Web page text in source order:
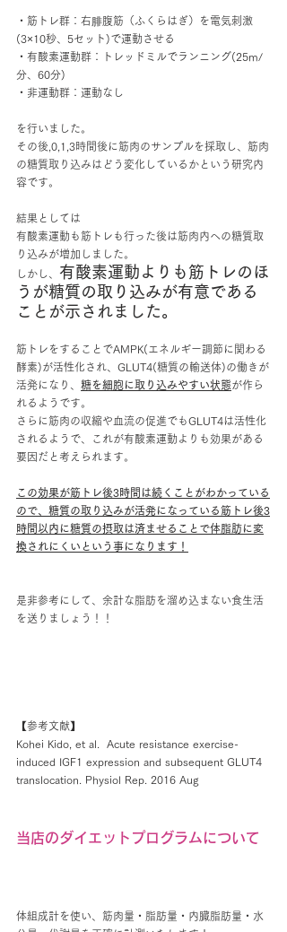
・筋トレ群：右腓腹筋（ふくらはぎ）を電気刺激
(3×10秒、5セット)で運動させる
・有酸素運動群：トレッドミルでランニング(25m/
分、60分)
・非運動群：運動なし
を行いました。
その後,0,1,3時間後に筋肉のサンプルを採取し、筋肉
の糖質取り込みはどう変化しているかという研究内
容です。
結果としては
有酸素運動も筋トレも行った後は筋肉内への糖質取
り込みが増加しました。
しかし、 有酸素運動よりも筋トレのほ
うが糖質の取り込みが有意である
ことが示されました。
筋トレをすることでAMPK(エネルギー調節に関わる
酵素)が活性化され、GLUT4(糖質の輸送体)の働きが
活発になり、 糖を細胞に取り込みやすい状態が作ら
れるようです。
さらに筋肉の収縮や血流の促進でもGLUT4は活性化
されるようで、これが有酸素運動よりも効果がある
要因だと考えられます。
この効果が筋トレ後3時間は続くことがわかっている
ので、糖質の取り込みが活発になっている筋トレ後3
時間以内に糖質の摂取は済ませることで体脂肪に変
換されにくいという事になります！
是非参考にして、余計な脂肪を溜め込まない食生活
を送りましょう！！
【参考文献】
Kohei Kido, et al.
Acute resistance exercise-
induced IGF1 expression and subsequent GLUT4
translocation. Physiol Rep . 2016 Aug
当店のダイエットプログラムについて
体組成計を使い、筋肉量・脂肪量・内臓脂肪量・水